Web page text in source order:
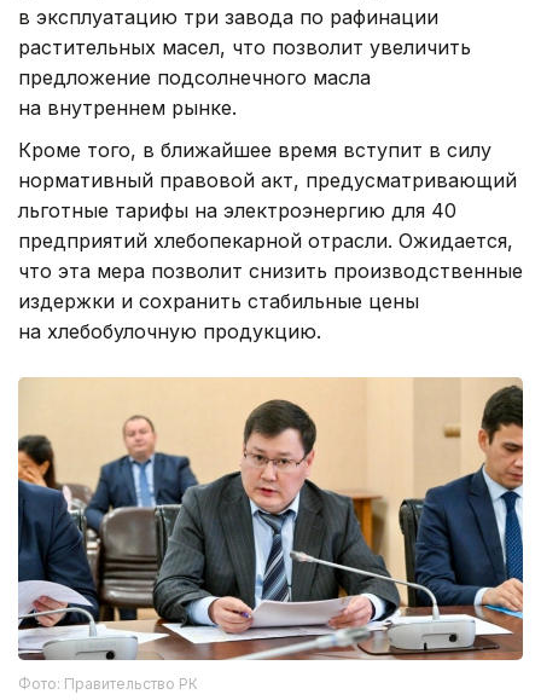
в эксплуатацию три завода по рафинации
растительных масел, что позволит увеличить
предложение подсолнечного масла
на внутреннем рынке.
Кроме того, в ближайшее время вступит в силу
нормативный правовой акт, предусматривающий
льготные тарифы на электроэнергию для 40
предприятий хлебопекарной отрасли. Ожидается,
что эта мера позволит снизить производственные
издержки и сохранить стабильные цены
на хлебобулочную продукцию.
Фото: Правительство РК